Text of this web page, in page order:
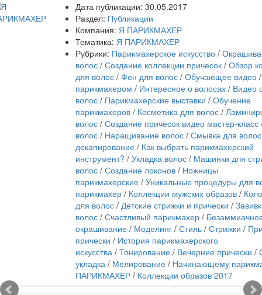
Дата публикации: 30.05.2017
Раздел: Публикации
Компания: Я ПАРИКМАХЕР
Тематика: Я ПАРИКМАХЕР
Рубрики: Парикмахерское искусство /
волос / Создание коллекции причесок / Обзор
для волос / Фен для волос / Обучающее видео
парикмахером / Интересное о волосах / Видео
волос / Парикмахерские выставки / Обучение
парикмахеров / Косметика для волос /
волос / Создание причесок видео мастер-класс
волос / Наращивание волос / Смывка для
декапирование / Как выбрать парикмахерский
инструмент? / Укладка волос / Машинки для
волос / Создание локонов / Ножницы
парикмахерские / Уникальные процедуры для
парикмахер / Коллекции мужских образов /
для волос / Детские стрижки и прически /
волос / Счастливый парикмахер /
окрашивание / Моделинг / Стиль / Стрижки /
прически / История парикмахерского
искусства / Тонирование / Вечерние прически /
укладка / Мелирование / Начинающему
ПАРИКМАХЕР / Коллекции образов 2017